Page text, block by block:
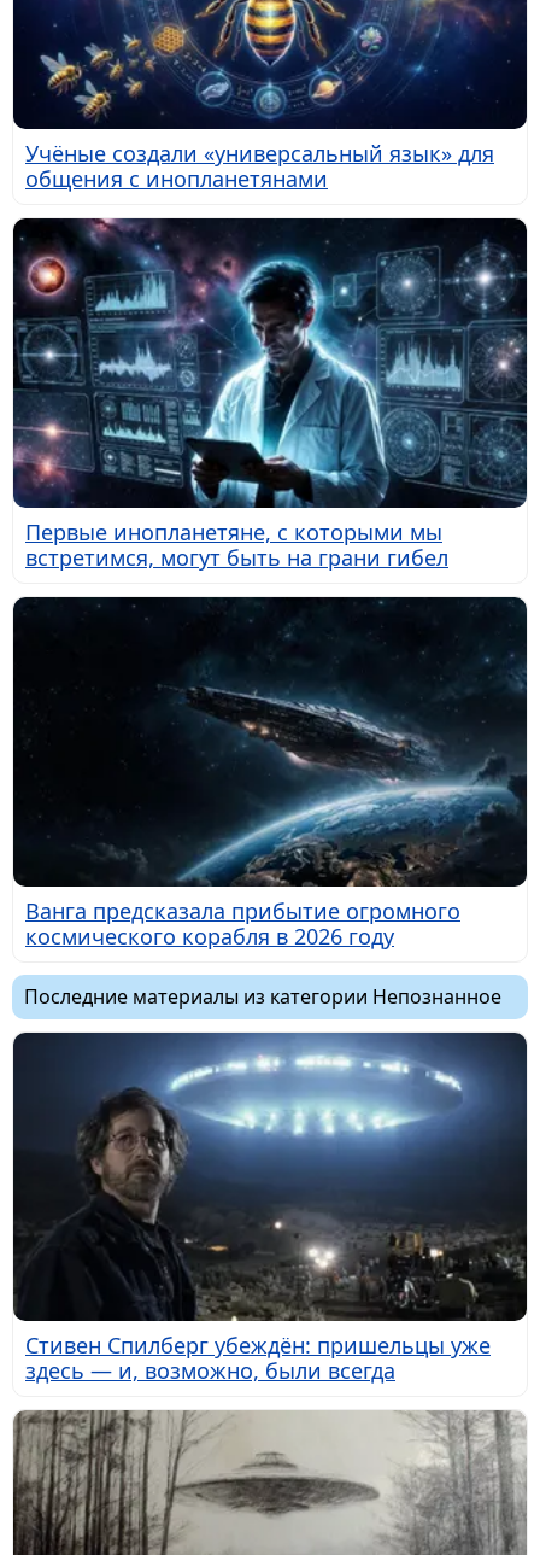
Учёные создали «универсальный язык» для
общения с инопланетянами
Первые инопланетяне, с которыми мы
встретимся, могут быть на грани гибел
Ванга предсказала прибытие огромного
космического корабля в 2026 году
Последние материалы из категории Непознанное
Стивен Спилберг убеждён: пришельцы уже
здесь — и, возможно, были всегда